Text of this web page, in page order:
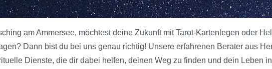
am Ammersee, möchtest deine Zukunft mit Tarot-Kartenlegen oder
Dann bist du bei uns genau richtig! Unsere erfahrenen Berater aus
Dienste, die dir dabei helfen, deinen Weg zu finden und dein Leben